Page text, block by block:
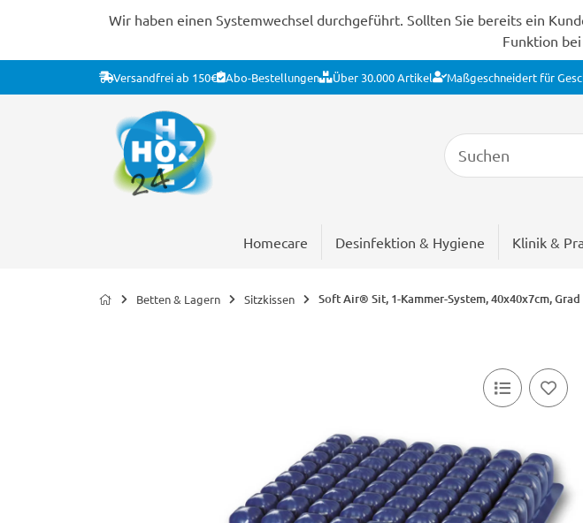
Wir haben einen Systemwechsel durchgeführt. Sollten Sie bereits ein
Funktion
Versandfrei ab 150€ Abo-Bestellungen Über 30.000 Artikel Maßgeschneidert für
Homecare Desinfektion & Hygiene Klinik &
Betten & Lagern Sitzkissen Soft Air® Sit, 1-Kammer-System, 40x40x7cm, Grad